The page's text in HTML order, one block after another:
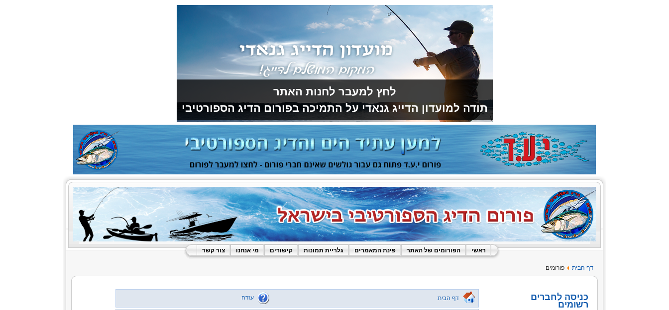
לחץ למעבר לחנות האתר
תודה למועדון הדייג גנאדי על התמיכה בפורום הדיג הספורטיבי
ראשי הפורומים של האתר פינת המאמרים גלריית תמונות קישורים מי אנחנו צור קשר
דף הבית פורומים
כניסה לחברים
רשומים
דף הבית עזרה